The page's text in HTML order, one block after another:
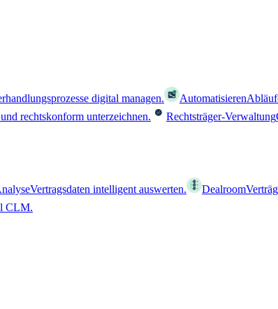
digital managen. Automatisieren
rechtskonform unterzeichnen. Rechtsträger-Verwaltung
Vertragsdaten intelligent auswerten. Dealroom
CLM.